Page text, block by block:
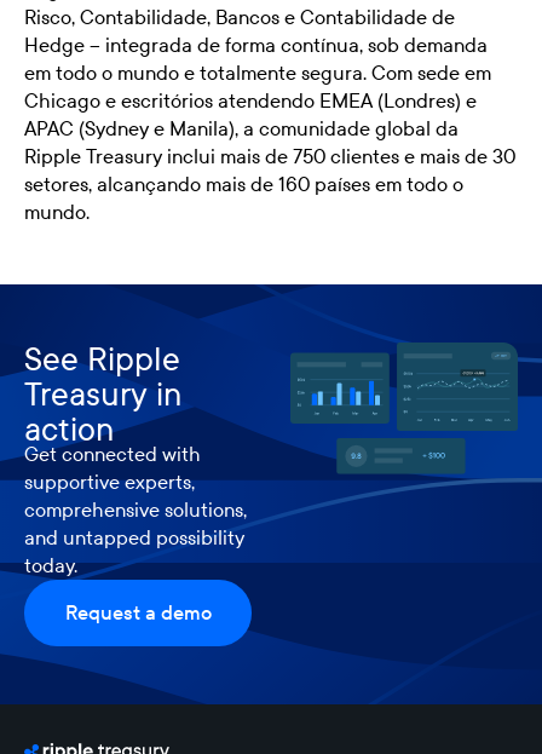
Risco, Contabilidade, Bancos e Contabilidade de
Hedge – integrada de forma contínua, sob demanda
em todo o mundo e totalmente segura. Com sede em
Chicago e escritórios atendendo EMEA (Londres) e
APAC (Sydney e Manila), a comunidade global da
Ripple Treasury inclui mais de 750 clientes e mais de 30
setores, alcançando mais de 160 países em todo o
mundo.
See Ripple
Treasury in
action
Get connected with
supportive experts,
comprehensive solutions,
and untapped possibility
today.
Request a demo